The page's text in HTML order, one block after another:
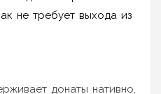
не требует выхода из
донаты нативно,